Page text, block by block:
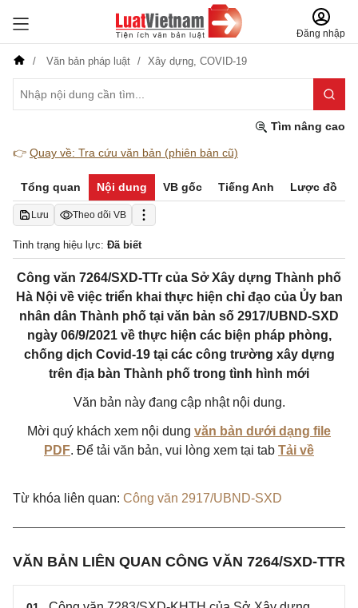
Đăng nhập
Văn bản pháp luật Xây dựng, COVID-19
Tìm nâng cao
👉 Quay về: Tra cứu văn bản (phiên bản cũ)
Tổng quan Nội dung VB gốc Tiếng Anh Lược đồ
Lưu Theo dõi VB
Tình trạng hiệu lực: Đã biết
Công văn 7264/SXD-TTr của Sở Xây dựng Thành phố
Hà Nội về việc triển khai thực hiện chỉ đạo của Ủy ban
nhân dân Thành phố tại văn bản số 2917/UBND-SXD
ngày 06/9/2021 về thực hiện các biện pháp phòng,
chống dịch Covid-19 tại các công trường xây dựng
trên địa bàn Thành phố trong tình hình mới
Văn bản này đang cập nhật nội dung.
Mời quý khách xem nội dung văn bản dưới dạng file
PDF. Để tải văn bản, vui lòng xem tại tab Tải về
Từ khóa liên quan: Công văn 2917/UBND-SXD
VĂN BẢN LIÊN QUAN CÔNG VĂN 7264/SXD-TTR